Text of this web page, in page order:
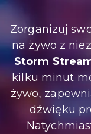
Zorganizuj
na żywo z
Storm
kilku minut
żywo,
dźwięku